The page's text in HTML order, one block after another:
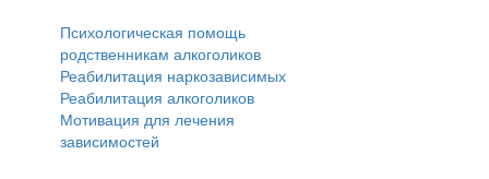
Психологическая помощь
родственникам алкоголиков
Реабилитация наркозависимых
Реабилитация алкоголиков
Мотивация для лечения
зависимостей